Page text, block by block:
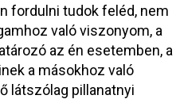
fordulni tudok feléd, nem
való viszonyom, a
az én esetemben, a
a másokhoz való
látszólag pillanatnyi